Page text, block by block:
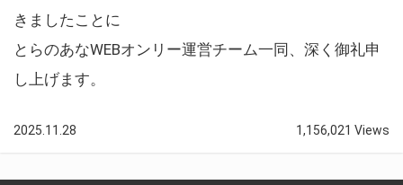
きましたことに
とらのあなWEBオンリー運営チーム一同、深く御礼申
し上げます。
2025.11.28 1,156,021 Views